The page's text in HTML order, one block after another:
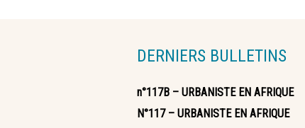
DERNIERS BULLETINS
n°117B – URBANISTE EN AFRIQUE
N°117 – URBANISTE EN AFRIQUE